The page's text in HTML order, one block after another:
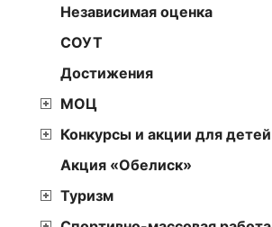
Независимая оценка
СОУТ
Достижения
МОЦ
Конкурсы и акции для детей
Акция «Обелиск»
Туризм